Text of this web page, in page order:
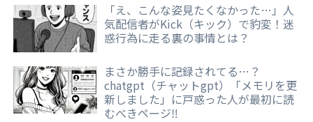
「え、こんな姿見たくなかった…」人
気配信者がKick（キック）で豹変！迷
惑行為に走る裏の事情とは？
まさか勝手に記録されてる…？
chatgpt（チャットgpt）「メモリを更
新しました」に戸惑った人が最初に読
むべきページ‼️